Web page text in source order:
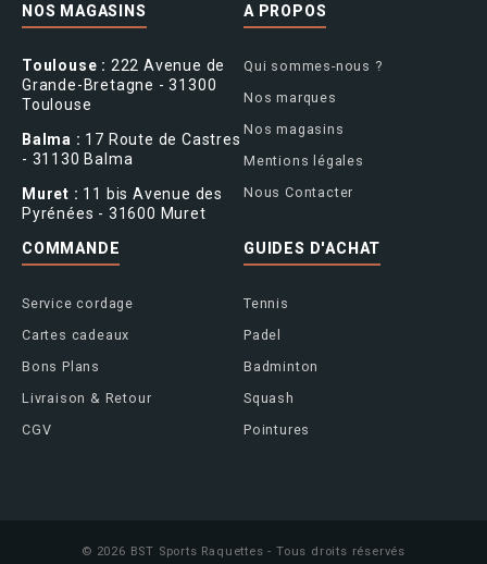
NOS MAGASINS
Toulouse : 222 Avenue de
Grande-Bretagne - 31300
Toulouse
Balma : 17 Route de Castres
- 31130 Balma
Muret : 11 bis Avenue des
Pyrénées - 31600 Muret
A PROPOS
Qui sommes-nous ?
Nos marques
Nos magasins
Mentions légales
Nous Contacter
COMMANDE
Service cordage
Cartes cadeaux
Bons Plans
Livraison & Retour
CGV
GUIDES D'ACHAT
Tennis
Padel
Badminton
Squash
Pointures
© 2026 BST Sports Raquettes - Tous droits réservés